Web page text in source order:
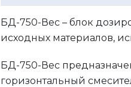
БД-750-Вес – блок
исходных материалов,
БД-750-Вес
горизонтальный